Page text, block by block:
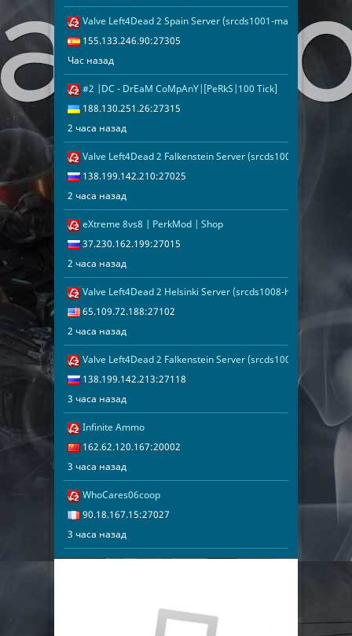
Valve Left4Dead 2 Spain Server (srcds1001-mad1.195.291)
155.133.246.90:27305
Час назад
Час назад
#2 |DC - DrEaM CoMpAnY|[PeRkS|100 Tick]
188.130.251.26:27315
2 часа назад
2 часа назад
Valve Left4Dead 2 Falkenstein Server (srcds1005-fsn-
138.199.142.210:27025
2 часа назад
eXtreme 8vs8 | PerkMod | Shop
37.230.162.199:27015
2 часа назад
Valve Left4Dead 2 Helsinki Server (srcds1008-hel-
65.109.72.188:27102
2 часа назад
Valve Left4Dead 2 Falkenstein Server (srcds1002-fsn-
138.199.142.213:27118
3 часа назад
3 часа назад
Infinite Ammo
162.62.120.167:20002
3 часа назад
3 часа назад
WhoCares06coop
90.18.167.15:27027
3 часа назад
3 часа назад